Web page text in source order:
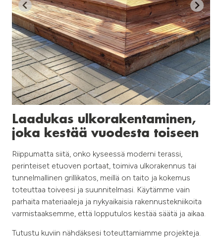
Laadukas ulkorakentaminen,
joka kestää vuodesta toiseen
Riippumatta siitä, onko kyseessä moderni terassi,
perinteiset etuoven portaat, toimiva ulkorakennus tai
tunnelmallinen grillikatos, meillä on taito ja kokemus
toteuttaa toiveesi ja suunnitelmasi. Käytämme vain
parhaita materiaaleja ja nykyaikaisia rakennustekniikoita
varmistaaksemme, että lopputulos kestää säätä ja aikaa.
Tutustu kuviin nähdäksesi toteuttamiamme projekteja.